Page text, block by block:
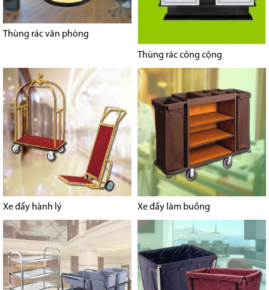
Thùng rác văn phòng
Thùng rác công cộng
Xe đẩy hành lý Xe đẩy làm buồng